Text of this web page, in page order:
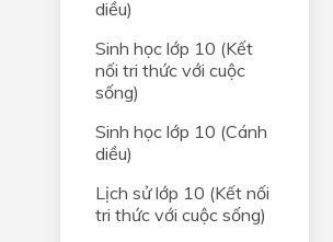
diều)
Sinh học lớp 10 (Kết
nối tri thức với cuộc
sống)
Sinh học lớp 10 (Cánh
diều)
Lịch sử lớp 10 (Kết nối
tri thức với cuộc sống)